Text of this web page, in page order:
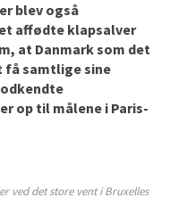
blev også
affødte klapsalver
at Danmark som det
få samtlige sine
op til målene i Paris-
ved det store vent i Bruxelles